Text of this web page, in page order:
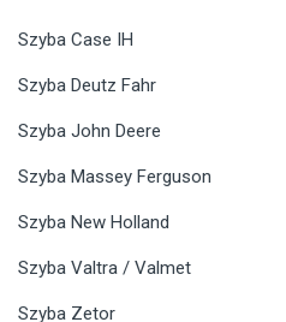
Szyba Case IH
Szyba Deutz Fahr
Szyba John Deere
Szyba Massey Ferguson
Szyba New Holland
Szyba Valtra / Valmet
Szyba Zetor